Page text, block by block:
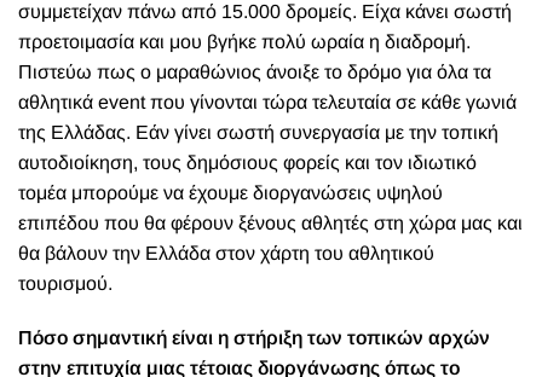
συμμετείχαν πάνω από 15.000 δρομείς. Είχα κάνει σωστή
προετοιμασία και μου βγήκε πολύ ωραία η διαδρομή.
Πιστεύω πως ο μαραθώνιος άνοιξε το δρόμο για όλα τα
αθλητικά event που γίνονται τώρα τελευταία σε κάθε γωνιά
της Ελλάδας. Εάν γίνει σωστή συνεργασία με την τοπική
αυτοδιοίκηση, τους δημόσιους φορείς και τον ιδιωτικό
τομέα μπορούμε να έχουμε διοργανώσεις υψηλού
επιπέδου που θα φέρουν ξένους αθλητές στη χώρα μας και
θα βάλουν την Ελλάδα στον χάρτη του αθλητικού
τουρισμού.
Πόσο σημαντική είναι η στήριξη των τοπικών αρχών
στην επιτυχία μιας τέτοιας διοργάνωσης όπως το